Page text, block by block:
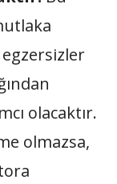
egzersizler
olacaktır.
olmazsa,